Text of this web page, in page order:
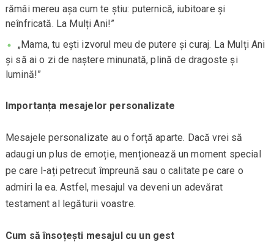
rămâi mereu așa cum te știu: puternică, iubitoare și
neînfricată. La Mulți Ani!”
„Mama, tu ești izvorul meu de putere și curaj. La Mulți Ani
și să ai o zi de naștere minunată, plină de dragoste și
lumină!”
Importanța mesajelor personalizate
Mesajele personalizate au o forță aparte. Dacă vrei să
adaugi un plus de emoție, menționează un moment special
pe care l-ați petrecut împreună sau o calitate pe care o
admiri la ea. Astfel, mesajul va deveni un adevărat
testament al legăturii voastre.
Cum să însoțești mesajul cu un gest